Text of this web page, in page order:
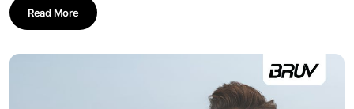
Read More